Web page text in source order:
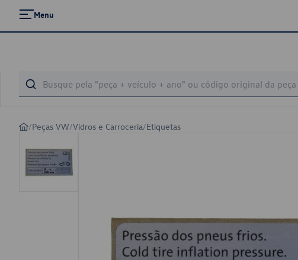
Menu
/Peças VW/Vidros e Carroceria/Etiquetas